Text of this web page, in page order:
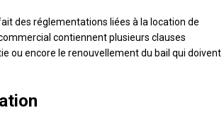
des réglementations liées à la location de
contiennent plusieurs clauses
ou encore le renouvellement du bail qui doivent